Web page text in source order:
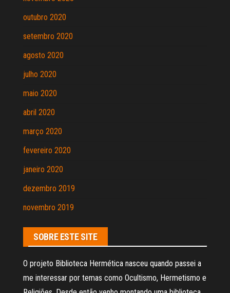
outubro 2020
setembro 2020
agosto 2020
julho 2020
maio 2020
abril 2020
março 2020
fevereiro 2020
janeiro 2020
dezembro 2019
novembro 2019
SOBRE ESTE SITE
O projeto Biblioteca Hermética nasceu quando passei a
me interessar por temas como Ocultismo, Hermetismo e